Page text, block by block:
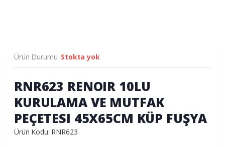
Ürün Durumu: Stokta yok
RNR623 RENOIR 10LU
KURULAMA VE MUTFAK
PEÇETESI 45X65CM KÜP FUŞYA
Ürün Kodu: RNR623